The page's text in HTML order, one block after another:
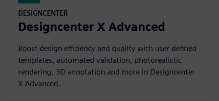
DESIGNCENTER
Designcenter X Advanced
Boost design efficiency and quality with user defined
templates, automated validation, photorealistic
rendering, 3D annotation and more in Designcenter
X Advanced.